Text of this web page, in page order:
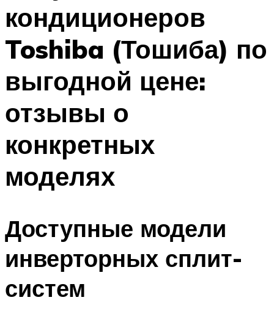
Меню
кондиционеров
Toshiba (Тошиба) по
выгодной цене:
отзывы о
конкретных
моделях
Доступные модели
инверторных сплит-
систем